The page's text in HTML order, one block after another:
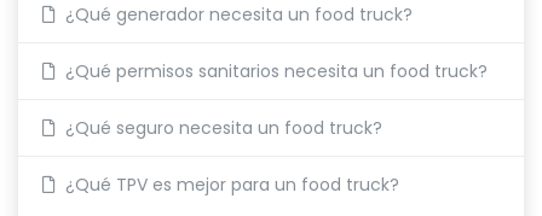
¿Qué generador necesita un food truck?
¿Qué permisos sanitarios necesita un food truck?
¿Qué seguro necesita un food truck?
¿Qué TPV es mejor para un food truck?